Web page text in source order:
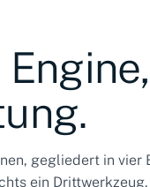
gegliedert in vier
ein Drittwerkzeug.